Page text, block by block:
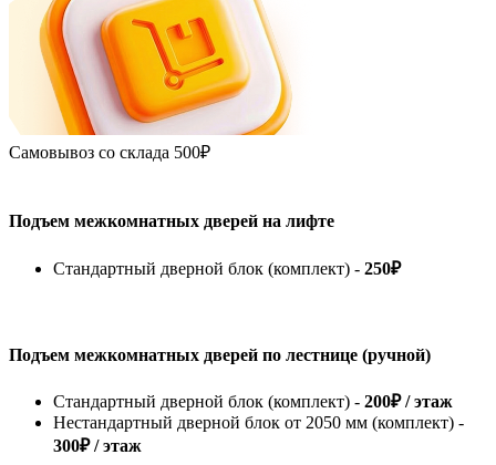
Самовывоз со склада 500₽
Подъем межкомнатных дверей на лифте
Стандартный дверной блок (комплект) - 250₽
Подъем межкомнатных дверей по лестнице (ручной)
Стандартный дверной блок (комплект) - 200₽ / этаж
Нестандартный дверной блок от 2050 мм (комплект) -
300₽ / этаж